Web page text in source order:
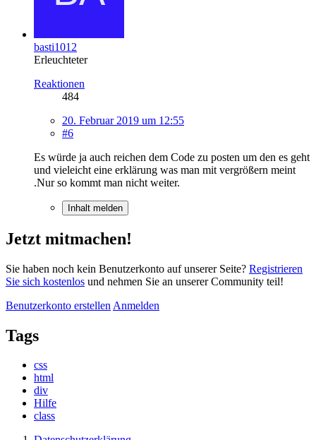
basti1012
Erleuchteter
Reaktionen
484
20. Februar 2019 um 12:55
#6
Es würde ja auch reichen dem Code zu posten um den es geht
und vieleicht eine erklärung was man mit vergrößern meint
.Nur so kommt man nicht weiter.
Inhalt melden
Jetzt mitmachen!
Sie haben noch kein Benutzerkonto auf unserer Seite? Registrieren
Sie sich kostenlos und nehmen Sie an unserer Community teil!
Benutzerkonto erstellen Anmelden
Tags
css
html
div
Hilfe
class